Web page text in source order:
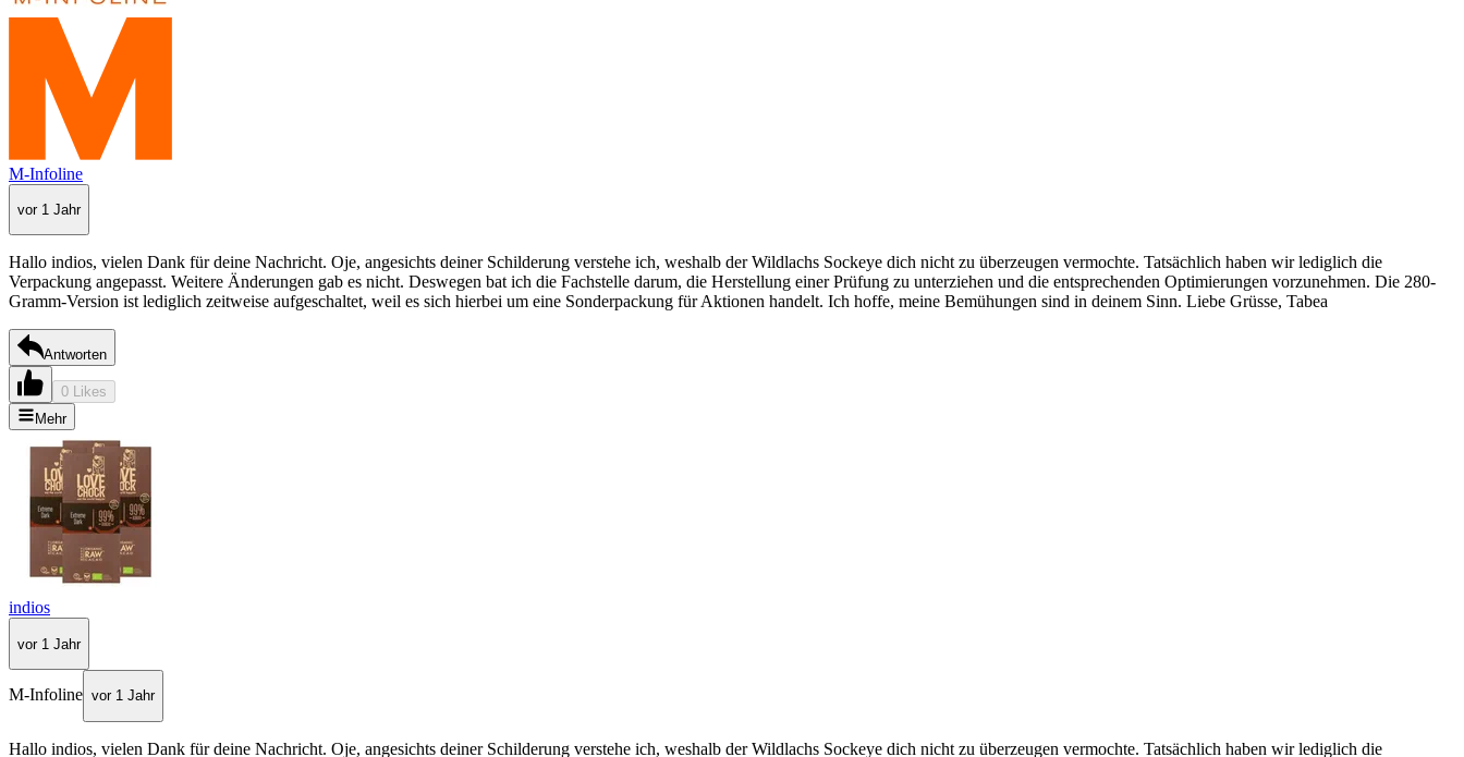
M-Infoline
vor 1 Jahr
Hallo indios, vielen Dank für deine Nachricht. Oje, angesichts deiner Schilderung verstehe ich, weshalb der Wildlachs Sockeye dich nicht zu überzeugen vermochte. Tatsächlich haben wir lediglich die
Verpackung angepasst. Weitere Änderungen gab es nicht. Deswegen bat ich die Fachstelle darum, die Herstellung einer Prüfung zu unterziehen und die entsprechenden Optimierungen vorzunehmen. Die 280-
Gramm-Version ist lediglich zeitweise aufgeschaltet, weil es sich hierbei um eine Sonderpackung für Aktionen handelt. Ich hoffe, meine Bemühungen sind in deinem Sinn. Liebe Grüsse, Tabea
Antworten
0 Likes
Mehr
indios
vor 1 Jahr
M-Infoline vor 1 Jahr
Hallo indios, vielen Dank für deine Nachricht. Oje, angesichts deiner Schilderung verstehe ich, weshalb der Wildlachs Sockeye dich nicht zu überzeugen vermochte. Tatsächlich haben wir lediglich die